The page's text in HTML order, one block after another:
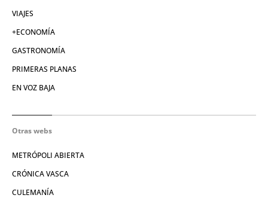
VIAJES
+ECONOMÍA
GASTRONOMÍA
PRIMERAS PLANAS
EN VOZ BAJA
Otras webs
METRÓPOLI ABIERTA
CRÓNICA VASCA
CULEMANÍA